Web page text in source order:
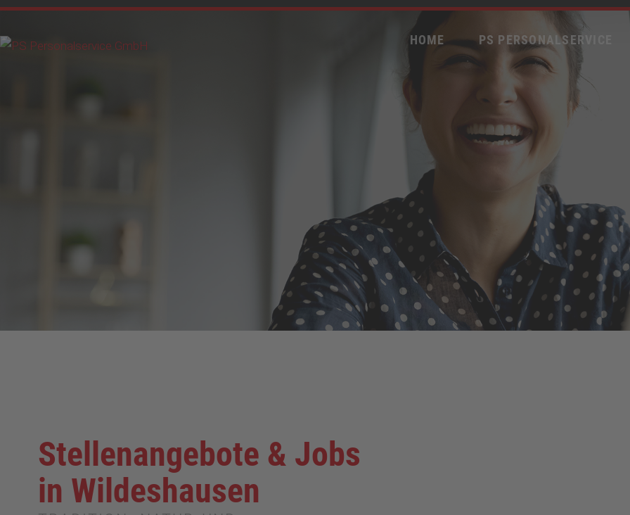
HOME PS PERSONALSERVICE
Stellenangebote & Jobs
in Wildeshausen